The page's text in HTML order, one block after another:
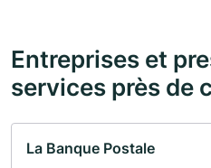
Entreprises et
services près de
La Banque Postale